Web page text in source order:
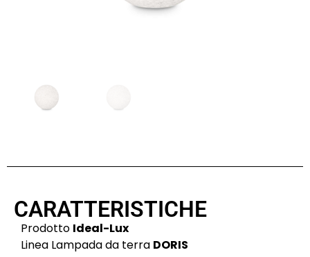
CARATTERISTICHE
Prodotto Ideal-Lux
Linea Lampada da terra DORIS